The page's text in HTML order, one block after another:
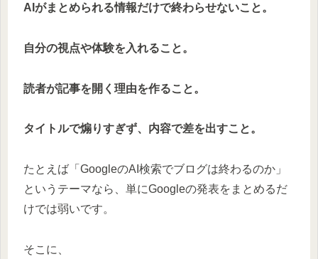
AIがまとめられる情報だけで終わらせないこと。
自分の視点や体験を入れること。
読者が記事を開く理由を作ること。
タイトルで煽りすぎず、内容で差を出すこと。
たとえば「GoogleのAI検索でブログは終わるのか」
というテーマなら、単にGoogleの発表をまとめるだ
けでは弱いです。
そこに、